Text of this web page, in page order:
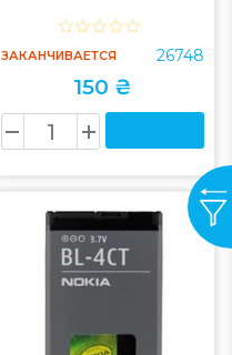
ЗАКАНЧИВАЕТСЯ 26748
150 ₴